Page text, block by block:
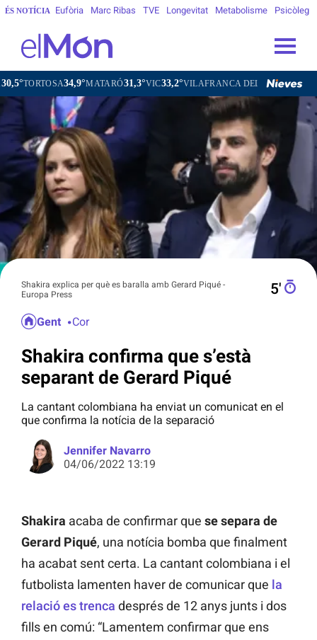
ÉS NOTÍCIA Eufòria Marc Ribas TVE Longevitat Metabolisme Psicòleg
MATARÓ31,3°VIC33,2°VILAFRANCA DEL PENEDÈS31,7° VILANOVA I
Shakira explica per què es baralla amb Gerard Piqué -
Europa Press
5′
Gent Cor
Shakira confirma que s’està
separant de Gerard Piqué
La cantant colombiana ha enviat un comunicat en el
que confirma la notícia de la separació
Jennifer Navarro
04/06/2022 13:19
Shakira acaba de confirmar que se separa de
Gerard Piqué, una notícia bomba que finalment
ha acabat sent certa. La cantant colombiana i el
futbolista lamenten haver de comunicar que la
relació es trenca després de 12 anys junts i dos
fills en comú: “Lamentem confirmar que ens